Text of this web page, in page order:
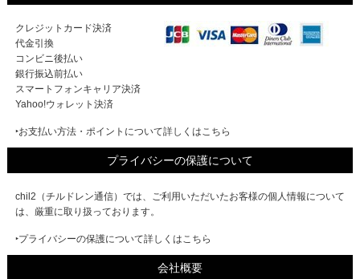
クレジットカード決済
代金引換
コンビニ後払い
銀行振込前払い
スマートフォンキャリア決済
Yahoo!ウォレット決済
‣お支払い方法・ポイントについて詳しくはこちら
プライバシーの保護について
chil2（チルドレン通信）では、ご利用いただいたお客様の個人情報について
は、厳重に取り扱っております。
‣プライバシーの保護について詳しくはこちら
会社概要